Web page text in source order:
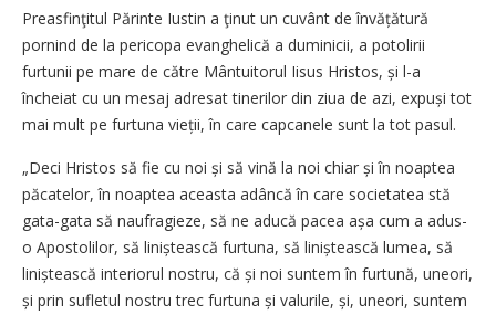
Preasfinţitul Părinte Iustin a ţinut un cuvânt de învățătură
pornind de la pericopa evanghelică a duminicii, a potolirii
furtunii pe mare de către Mântuitorul Iisus Hristos, și l-a
încheiat cu un mesaj adresat tinerilor din ziua de azi, expuși tot
mai mult pe furtuna vieții, în care capcanele sunt la tot pasul.
„Deci Hristos să fie cu noi și să vină la noi chiar și în noaptea
păcatelor, în noaptea aceasta adâncă în care societatea stă
gata-gata să naufragieze, să ne aducă pacea așa cum a adus-
o Apostolilor, să liniș­tească furtuna, să liniștească lumea, să
liniștească interiorul nostru, că și noi suntem în furtună, uneori,
și prin sufletul nostru trec furtuna și valurile, și, uneori, suntem